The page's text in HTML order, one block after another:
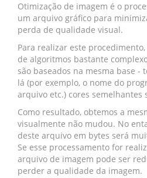
Otimização de imagem é o
um arquivo gráfico para
perda de qualidade visual.
Para realizar este
de algoritmos bastante
são baseados na mesma base -
lá (por exemplo, o nome do
arquivo etc.) cores semelhantes
Como resultado, obtemos a
visualmente não mudou. No
deste arquivo em bytes será
Se esse processamento for
arquivo de imagem pode ser
perder a qualidade da imagem.